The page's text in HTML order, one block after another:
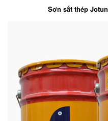
Sơn sắt thép